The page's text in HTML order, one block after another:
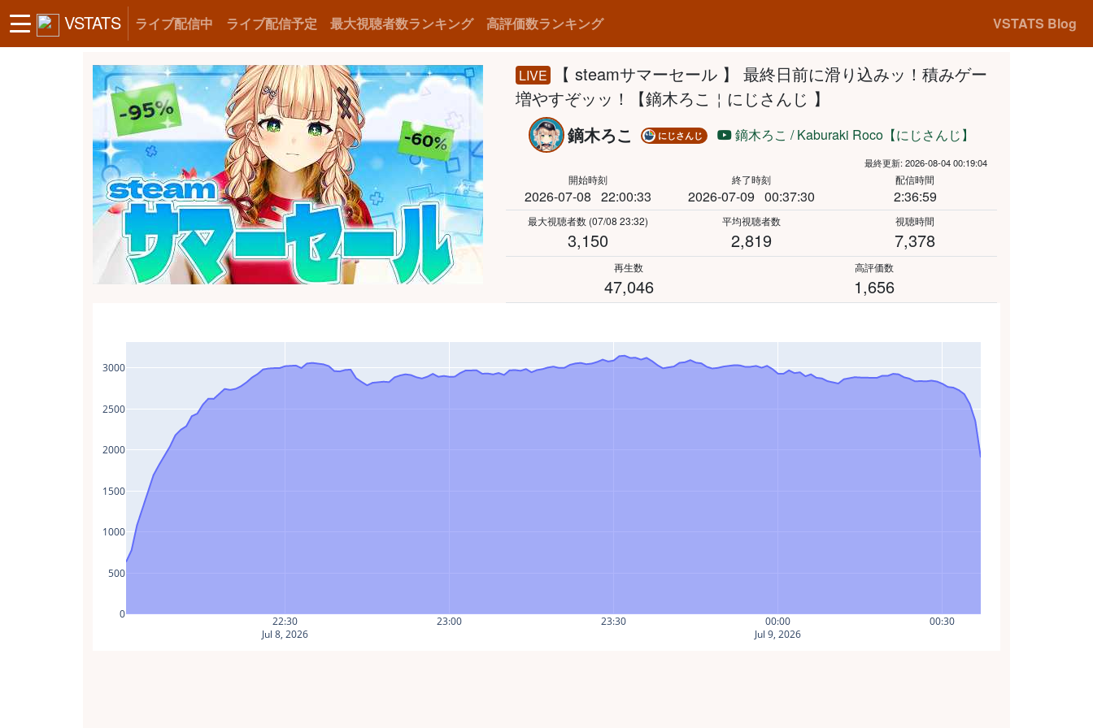
VSTATS ライブ配信中 ライブ配信予定 最大視聴者数ランキング 高評価数ランキング VSTATS Blog
LIVE
【 steamサマーセール 】 最終日前に滑り込みッ！積みゲー
増やすぞッッ！【鏑木ろこ￤にじさんじ 】
鏑木ろこ
にじさんじ 鏑木ろこ / Kaburaki Roco【にじさんじ】
最終更新: 2026-08-04 00:19:04
開始時刻
2026-07-08 22:00:33
終了時刻
2026-07-09 00:37:30
配信時間
2:36:59
最大視聴者数 (07/08 23:32)
3,150
平均視聴者数
2,819
視聴時間
7,378
再生数
47,046
高評価数
1,656
22:30
Jul 8, 2026
23:00 23:30 00:00
Jul 9, 2026
00:30
0
500
1000
1500
2000
2500
3000